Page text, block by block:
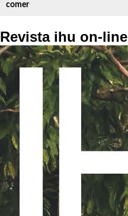
comer
Revista ihu on-line